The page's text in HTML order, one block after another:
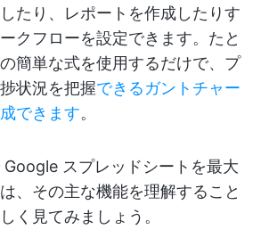
たり、レポートを作成したりす
クフローを設定できます。たと
簡単な式を使用するだけで、プ
状況を把握できるガントチャー
できます。
スプレッドシートを最大
、その主な機能を理解すること
く見てみましょう。